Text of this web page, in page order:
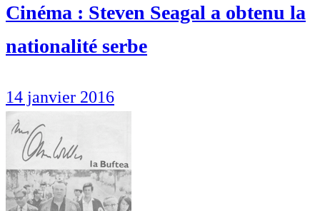
Cinéma : Steven Seagal a obtenu la
nationalité serbe
14 janvier 2016